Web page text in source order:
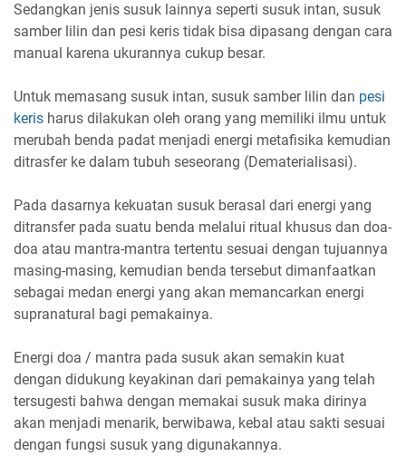
Sedangkan jenis susuk lainnya seperti susuk intan, susuk
samber lilin dan pesi keris tidak bisa dipasang dengan cara
manual karena ukurannya cukup besar.
Untuk memasang susuk intan, susuk samber lilin dan pesi
keris harus dilakukan oleh orang yang memiliki ilmu untuk
merubah benda padat menjadi energi metafisika kemudian
ditrasfer ke dalam tubuh seseorang (Dematerialisasi).
Pada dasarnya kekuatan susuk berasal dari energi yang
ditransfer pada suatu benda melalui ritual khusus dan doa-
doa atau mantra-mantra tertentu sesuai dengan tujuannya
masing-masing, kemudian benda tersebut dimanfaatkan
sebagai medan energi yang akan memancarkan energi
supranatural bagi pemakainya.
Energi doa / mantra pada susuk akan semakin kuat
dengan didukung keyakinan dari pemakainya yang telah
tersugesti bahwa dengan memakai susuk maka dirinya
akan menjadi menarik, berwibawa, kebal atau sakti sesuai
dengan fungsi susuk yang digunakannya.